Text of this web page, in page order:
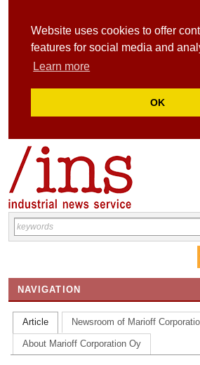
Website uses cookies to offer
features for social media and
Learn more
OK
NAVIGATION
HOME
CONTACT US
INS MAIN WEBSITE
Article Newsroom of Marioff
About Marioff Corporation Oy